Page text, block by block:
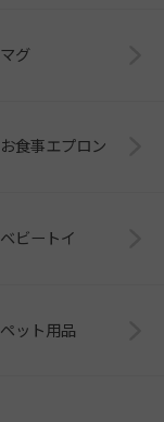
マグ
お食事エプロン
ベビートイ
ペット用品